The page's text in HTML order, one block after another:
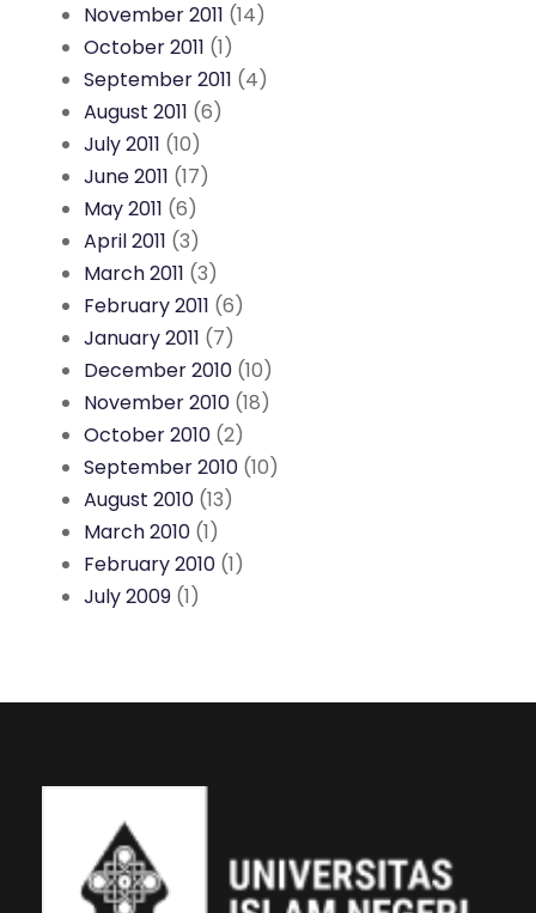
November 2011 (14)
October 2011 (1)
September 2011 (4)
August 2011 (6)
July 2011 (10)
June 2011 (17)
May 2011 (6)
April 2011 (3)
March 2011 (3)
February 2011 (6)
January 2011 (7)
December 2010 (10)
November 2010 (18)
October 2010 (2)
September 2010 (10)
August 2010 (13)
March 2010 (1)
February 2010 (1)
July 2009 (1)